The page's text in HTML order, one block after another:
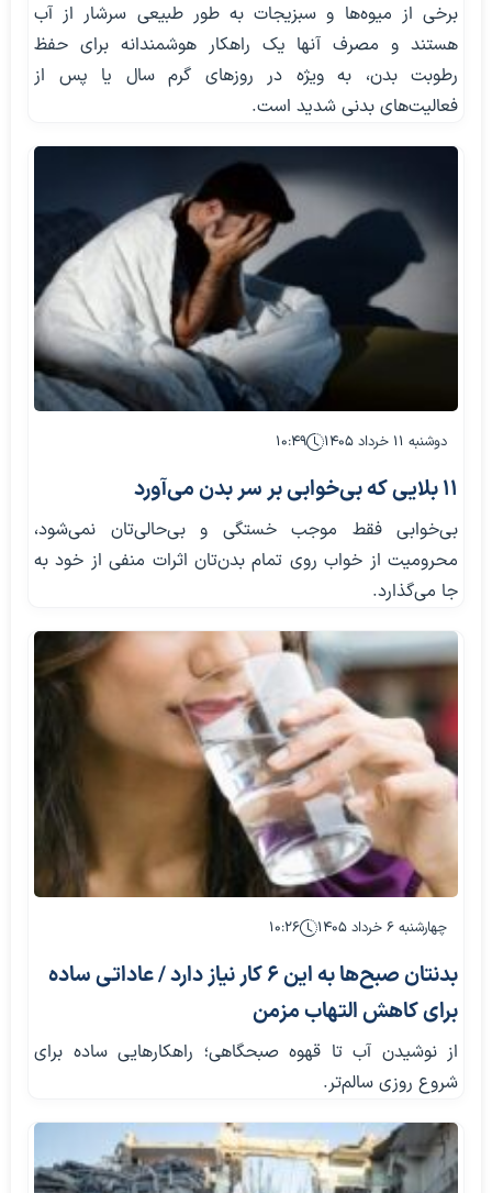
برخی از میوه‌ها و سبزیجات به طور طبیعی سرشار از آب
هستند و مصرف آنها یک راهکار هوشمندانه برای حفظ
رطوبت بدن، به ویژه در روزهای گرم سال یا پس از
فعالیت‌های بدنی شدید است.
دوشنبه ۱۱ خرداد ۱۴۰۵ ۱۰:۴۹
۱۱ بلایی که بی‌خوابی بر سر بدن می‌آورد
بی‌خوابی فقط موجب خستگی و بی‌حالی‌تان نمی‌شود،
محرومیت از خواب روی تمام بدن‌تان اثرات منفی از خود به
جا می‌گذارد.
چهارشنبه ۶ خرداد ۱۴۰۵ ۱۰:۲۶
بدنتان صبح‌ها به این ۶ کار نیاز دارد / عاداتی ساده
برای کاهش التهاب مزمن
از نوشیدن آب تا قهوه صبحگاهی؛ راهکارهایی ساده برای
شروع روزی سالم‌تر.